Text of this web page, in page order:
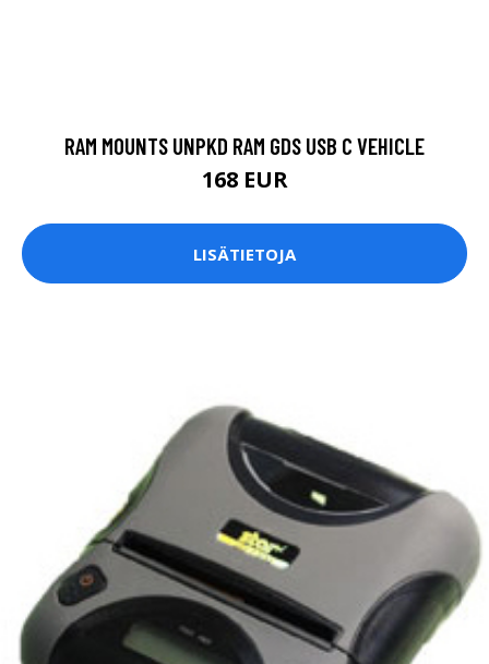
RAM MOUNTS UNPKD RAM GDS USB C VEHICLE
168 EUR
LISÄTIETOJA